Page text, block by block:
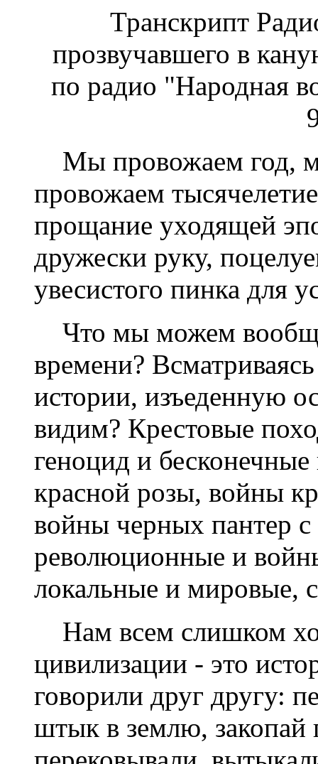
Транскрипт
прозвучавшего в
по радио "Народная
Мы провожаем год,
провожаем
прощание уходящей
дружески руку,
увесистого пинка для
Что мы можем
времени?
истории, изъеденную
видим? Крестовые
геноцид и
красной розы, войны
войны черных пантер
революционные и
локальные и мировые,
Нам всем слишком
цивилизации - это
говорили друг другу:
штык в землю, закопай